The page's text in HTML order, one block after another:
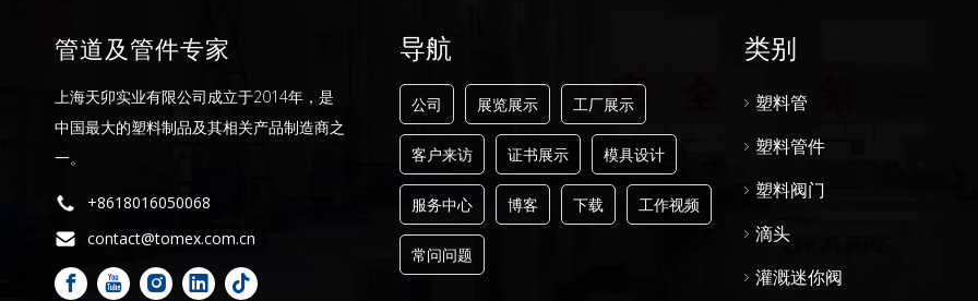
管道及管件专家
上海天卯实业有限公司成立于2014年，是
中国最大的塑料制品及其相关产品制造商之
一。
+8618016050068
contact@tomex.com.cn
导航
公司 展览展示 工厂展示
客户来访 证书展示 模具设计
服务中心 博客 下载 工作视频
常问问题
类别
塑料管
塑料管件
塑料阀门
滴头
灌溉迷你阀